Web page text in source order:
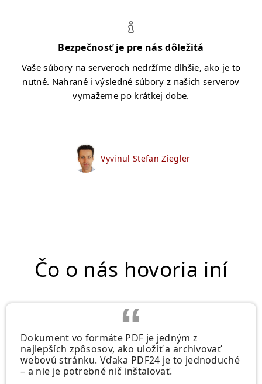
Bezpečnosť je pre nás dôležitá
Vaše súbory na serveroch nedržíme dlhšie, ako je to
nutné. Nahrané i výsledné súbory z našich serverov
vymažeme po krátkej dobe.
Vyvinul Stefan Ziegler
Čo o nás hovoria iní
Dokument vo formáte PDF je jedným z
najlepších zpôsosov, ako uložiť a archivovať
webovú stránku. Vďaka PDF24 je to jednoduché
– a nie je potrebné nič inštalovať.